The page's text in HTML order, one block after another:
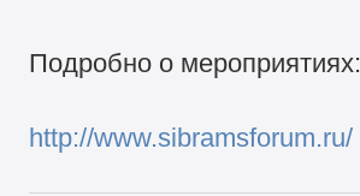
Подробно о мероприятиях:
http://www.sibramsforum.ru/